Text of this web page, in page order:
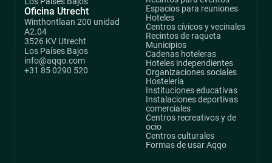
Oficina Utrecht
Winthontlaan 200 unidad
A2.04
3526 KV Utrecht
Los Países Bajos
info@aqqo.com
+31 85 0290 520
Espacios para reuniones
Hoteles
Centros cívicos y vecinales
Recintos de raqueta
Municipios
Cadenas hoteleras
Hoteles independientes
Organizaciones sociales
Hostelería
Instituciones educativas
Instalaciones deportivas
comerciales
Centros recreativos y de
ocio
Centros culturales
Formas de usar Aqqo